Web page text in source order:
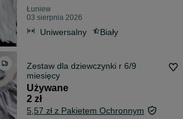
Łuniew
03 sierpnia 2026
Uniwersalny Biały
Zestaw dla dziewczynki r 6/9
miesięcy
Używane
2 zł
5,57 zł z Pakietem Ochronnym